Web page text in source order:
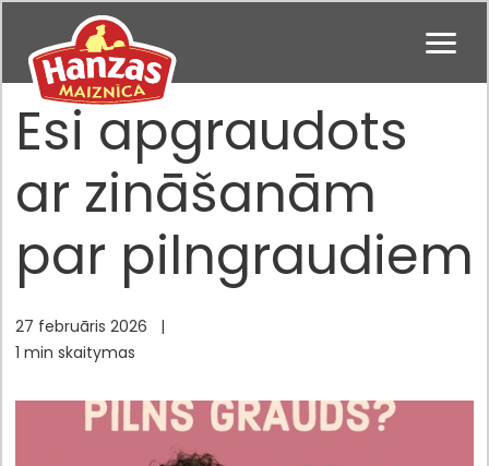
Esi apgraudots
ar zināšanām
par pilngraudiem
27 februāris 2026
|
1 min skaitymas